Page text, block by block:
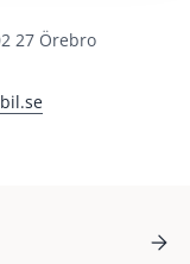
27 Örebro